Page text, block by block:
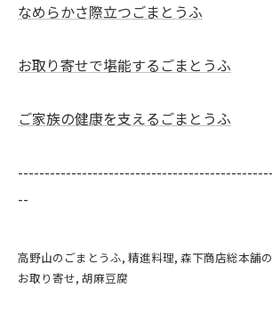
なめらかさ際立つごまとうふ
お取り寄せで堪能するごまとうふ
ご家族の健康を支えるごまとうふ
--
高野山のごまとうふ 精進料理 森下商店総本舗
お取り寄せ 胡麻豆腐